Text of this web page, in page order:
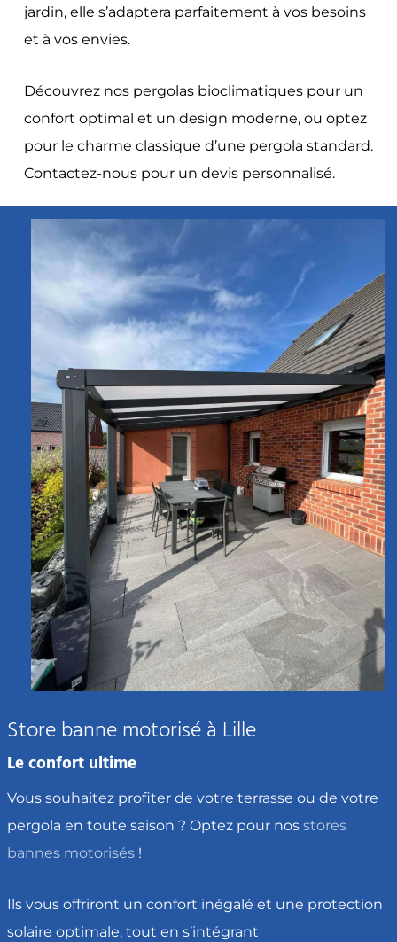
jardin, elle s’adaptera parfaitement à vos besoins
et à vos envies.
Découvrez nos pergolas bioclimatiquespour un
confort optimal et un design moderne, ou optez
pour le charme classique d’une pergola standard.
Contactez-nous pour un devis personnalisé.
Store banne motorisé à Lille
Le confort ultime
Vous souhaitez profiter de votre terrasse ou de votre
pergola en toute saison ? Optez pour nos stores
bannes motorisés!
Ils vous offriront un confort inégalé et une protection
solaire optimale, tout en s’intégrant